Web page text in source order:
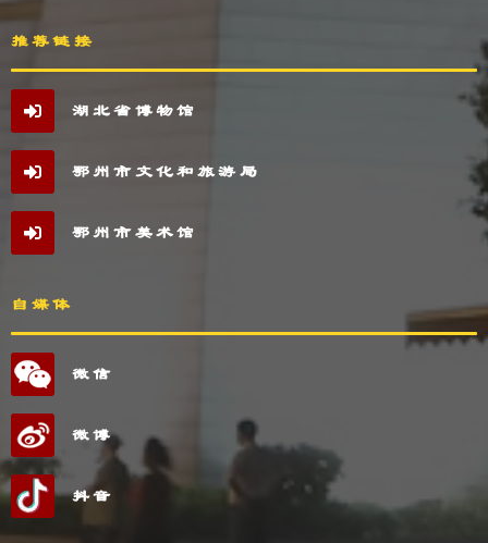
推荐链接
湖北省博物馆
鄂州市文化和旅游局
鄂州市美术馆
自媒体
微信
微博
抖音